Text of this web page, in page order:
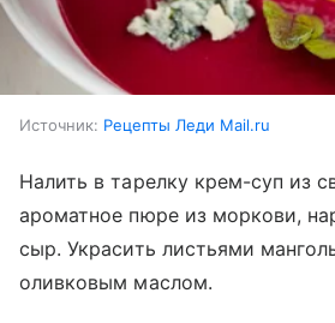
Источник: Рецепты Леди Mail.ru
Налить в тарелку крем-суп из
ароматное пюре из моркови,
сыр. Украсить листьями
оливковым маслом.